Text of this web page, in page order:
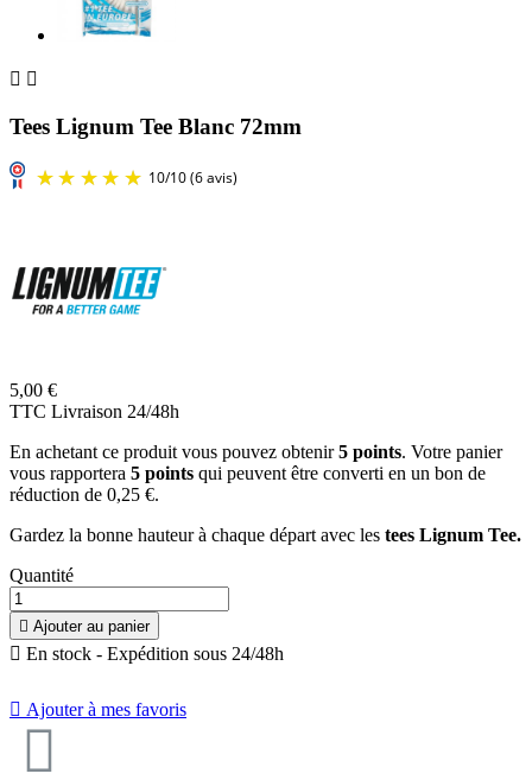
 
Tees Lignum Tee Blanc 72mm
5,00 €
TTC Livraison 24/48h
En achetant ce produit vous pouvez obtenir5 points. Votre panier
vous rapportera 5 points qui peuvent être converti en un bon de
réduction de 0,25 €.
Gardez la bonne hauteur à chaque départ avec les tees Lignum Tee.
Quantité
 Ajouter au panier
 En stock - Expédition sous 24/48h
 Ajouter à mes favoris